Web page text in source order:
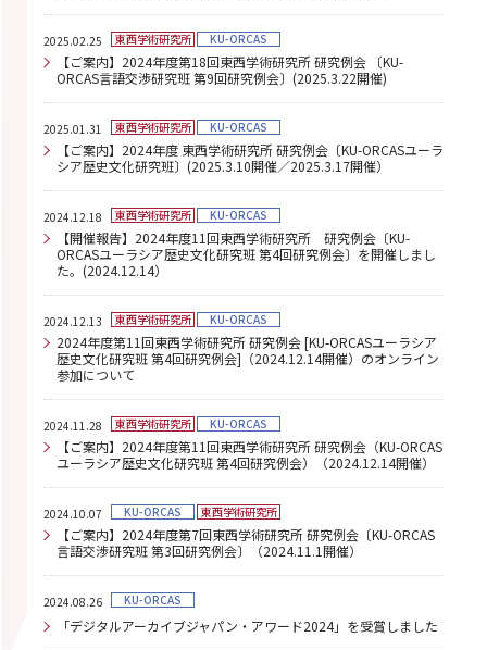
2025.02.25 東西学術研究所 KU-ORCAS
【ご案内】2024年度第18回東西学術研究所 研究例会 〔KU-
ORCAS言語交渉研究班 第9回研究例会〕(2025.3.22開催)
2025.01.31 東西学術研究所 KU-ORCAS
【ご案内】2024年度 東西学術研究所 研究例会〔KU-ORCASユーラ
シア歴史文化研究班〕(2025.3.10開催／2025.3.17開催）
2024.12.18 東西学術研究所 KU-ORCAS
【開催報告】2024年度11回東西学術研究所 研究例会〔KU-
ORCASユーラシア歴史文化研究班 第4回研究例会〕を開催しまし
た。(2024.12.14）
2024.12.13 東西学術研究所 KU-ORCAS
2024年度第11回東西学術研究所 研究例会 [KU-ORCASユーラシア
歴史文化研究班 第4回研究例会]（2024.12.14開催）のオンライン
参加について
2024.11.28 東西学術研究所 KU-ORCAS
【ご案内】2024年度第11回東西学術研究所 研究例会（KU-ORCAS
ユーラシア歴史文化研究班 第4回研究例会）（2024.12.14開催）
2024.10.07 KU-ORCAS 東西学術研究所
【ご案内】2024年度第7回東西学術研究所 研究例会〔KU-ORCAS
言語交渉研究班 第3回研究例会〕（2024.11.1開催）
2024.08.26 KU-ORCAS
「デジタルアーカイブジャパン・アワード2024」を受賞しました